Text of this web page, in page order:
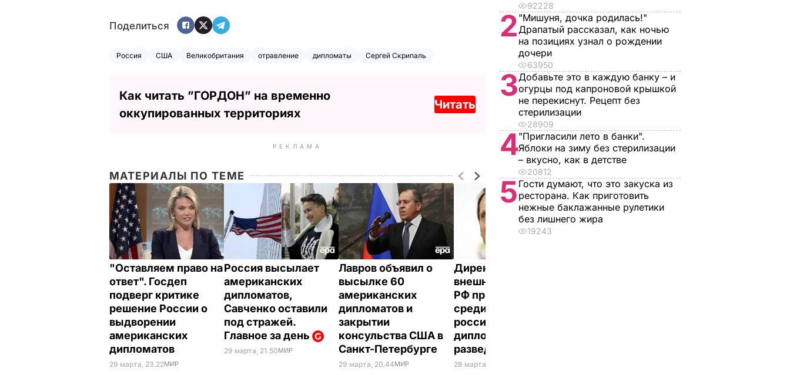
Поделиться
Россия США Великобритания отравление дипломаты Сергей Скрипаль
Как читать ”ГОРДОН” на временно
оккупированных территориях
Читать
РЕКЛАМА
МАТЕРИАЛЫ ПО ТЕМЕ
"Оставляем право на
ответ". Госдеп
подверг критике
решение России о
выдворении
американских
дипломатов
29 марта, 23.22МИР
Россия высылает
американских
дипломатов,
Савченко оставили
под стражей.
Главное за день
29 марта, 21.50МИР
Лавров объявил о
высылке 60
американских
дипломатов и
закрытии
консульства США в
Санкт-Петербурге
29 марта, 20.44МИР
Директор Службы
внешней разведки
РФ признал, что
среди высланных
российских
дипломатов были
разведчики
28 марта, 15.27
92228
2 "Мишуня, дочка родилась!"
Драпатый рассказал, как ночью
на позициях узнал о рождении
дочери
63950
3Добавьте это в каждую банку – и
огурцы под капроновой крышкой
не перекиснут. Рецепт без
стерилизации
28909
4"Пригласили лето в банки".
Яблоки на зиму без стерилизации
– вкусно, как в детстве
20812
5 Гости думают, что это закуска из
ресторана. Как приготовить
нежные баклажанные рулетики
без лишнего жира
19243